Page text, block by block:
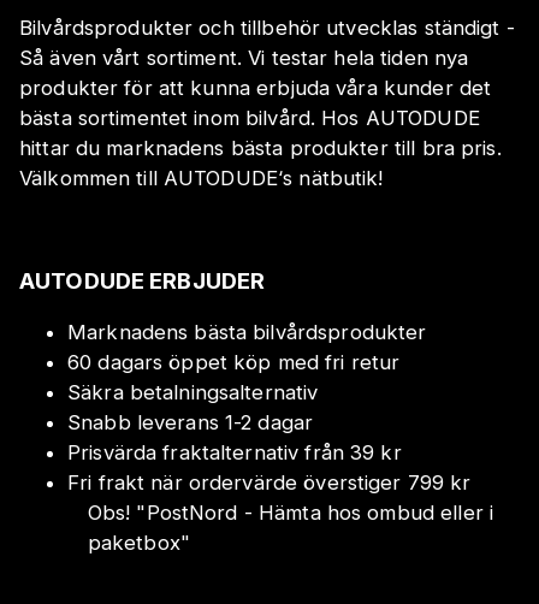
Bilvårdsprodukter och tillbehör utvecklas ständigt -
Så även vårt sortiment. Vi testar hela tiden nya
produkter för att kunna erbjuda våra kunder det
bästa sortimentet inom bilvård. Hos AUTODUDE
hittar du marknadens bästa produkter till bra pris.
Välkommen till AUTODUDE‘s nätbutik!
AUTODUDE ERBJUDER
Marknadens bästa bilvårdsprodukter
60 dagars öppet köp med fri retur
Säkra betalningsalternativ
Snabb leverans 1-2 dagar
Prisvärda fraktalternativ från 39 kr
Fri frakt när ordervärde överstiger 799 kr
Obs! "PostNord - Hämta hos ombud eller i
paketbox"